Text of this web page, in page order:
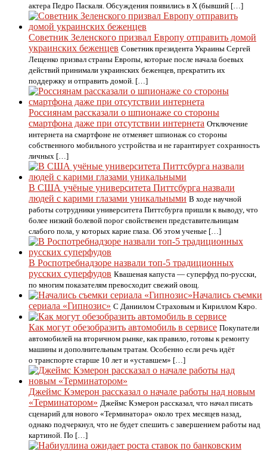
актера Педро Паскаля. Обсуждения появились в X (бывший […]
Советник Зеленского призвал Европу отправить домой
украинских беженцев Советник президента Украины Сергей
Лещенко призвал страны Европы, которые после начала боевых
действий принимали украинских беженцев, прекратить их
поддержку и отправить домой. […]
Россиянам рассказали о шпионаже со стороны
смартфона даже при отсутствии интернета Отключение
интернета на смартфоне не отменяет шпионаж со стороны
собственного мобильного устройства и не гарантирует сохранность
личных […]
В США учёные университета Питтсбурга назвали
людей с карими глазами уникальными В ходе научной
работы сотрудники университета Питтсбурга пришли к выводу, что
более низкий болевой порог свойственен представительницам
слабого пола, у которых карие глаза. Об этом ученые […]
В Роспотребнадзоре назвали топ-5 традиционных
русских суперфудов Квашеная капуста — суперфуд по-русски,
по многим показателям превосходит свежий овощ.
Начались съемки
сериала «Гипнозис» С Даниилом Страховым и Кириллом Кяро.
Как могут обезобразить автомобиль в сервисе Покупатели
автомобилей на вторичном рынке, как правило, готовы к ремонту
машины и дополнительным тратам. Особенно если речь идёт
о транспорте старше 10 лет и «уставшем» […]
Джеймс Кэмерон рассказал о начале работы над новым
«Терминатором» Джеймс Кэмерон рассказал, что начал писать
сценарий для нового «Терминатора» около трех месяцев назад,
однако подчеркнул, что не будет спешить с завершением работы над
картиной. По […]